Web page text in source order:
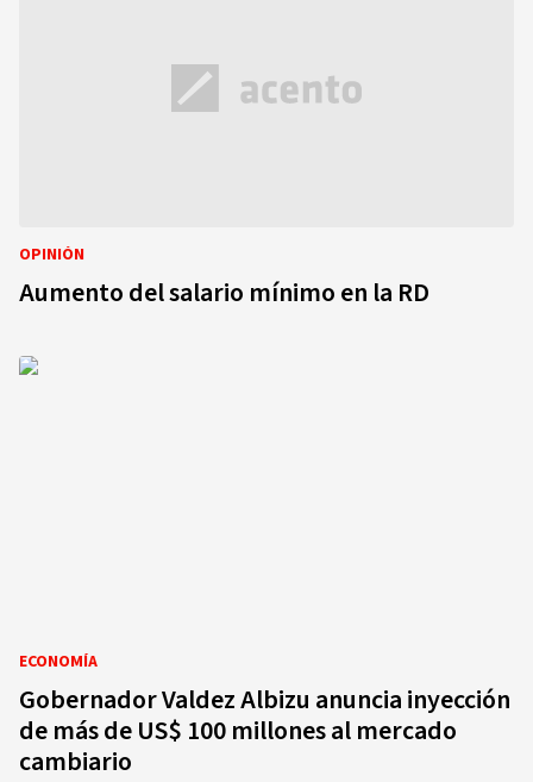
OPINIÓN
Aumento del salario mínimo en la RD
ECONOMÍA
Gobernador Valdez Albizu anuncia inyección
de más de US$ 100 millones al mercado
cambiario